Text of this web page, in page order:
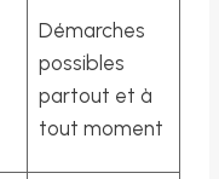
Démarches
possibles
partout et à
tout moment